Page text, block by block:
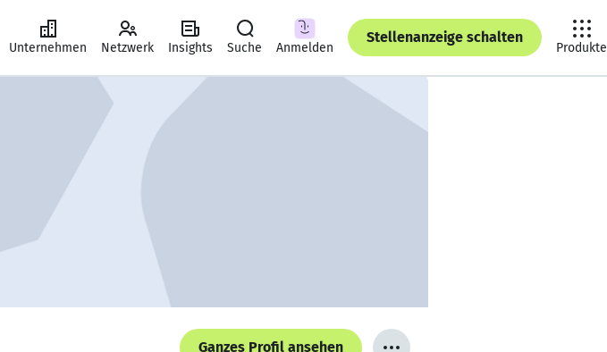
Unternehmen Netzwerk Insights Suche Anmelden
Stellenanzeige schalten
Produkte
Ganzes Profil ansehen